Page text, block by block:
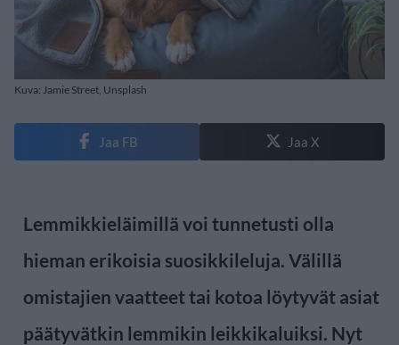
Kuva: Jamie Street, Unsplash
Jaa FB Jaa X
Lemmikkieläimillä voi tunnetusti olla
hieman erikoisia suosikkileluja. Välillä
omistajien vaatteet tai kotoa löytyvät asiat
päätyvätkin lemmikin leikkikaluiksi. Nyt